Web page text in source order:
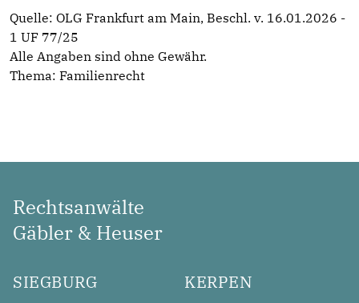
Quelle: OLG Frankfurt am Main, Beschl. v. 16.01.2026 -
1 UF 77/25
Alle Angaben sind ohne Gewähr.
Thema: Familienrecht
Rechtsanwälte
Gäbler & Heuser
SIEGBURG KERPEN